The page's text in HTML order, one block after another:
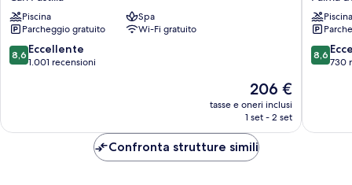
Java
Can
Pastilla
Piscina
Spa
Parcheggio gratuito
Wi-Fi gratuito
8.6
su
8,6 Eccellente
1.001 recensioni
Il
prezzo
attuale
206 €
206 €
tasse e oneri inclusi
1 set - 2 set
Park
Palma
de
Mallorca
Piscina
8.6
su
8,6
730
Confronta strutture simili